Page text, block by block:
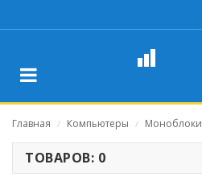
Главная / Компьютеры / Моноблоки
ТОВАРОВ: 0